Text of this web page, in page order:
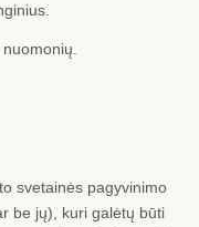
svetainės pagyvinimo
be jų), kuri galėtų būti